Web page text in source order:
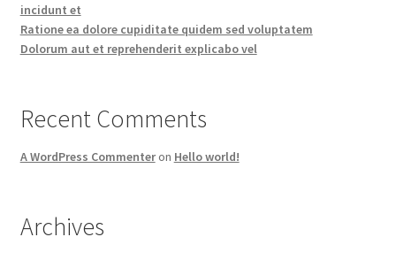
incidunt et
Ratione ea dolore cupiditate quidem sed voluptatem
Dolorum aut et reprehenderit explicabo vel
Recent Comments
A WordPress Commenteron Hello world!
Archives